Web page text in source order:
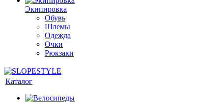
Экипировка
Обувь
Шлемы
Одежда
Очки
Рюкзаки
Каталог